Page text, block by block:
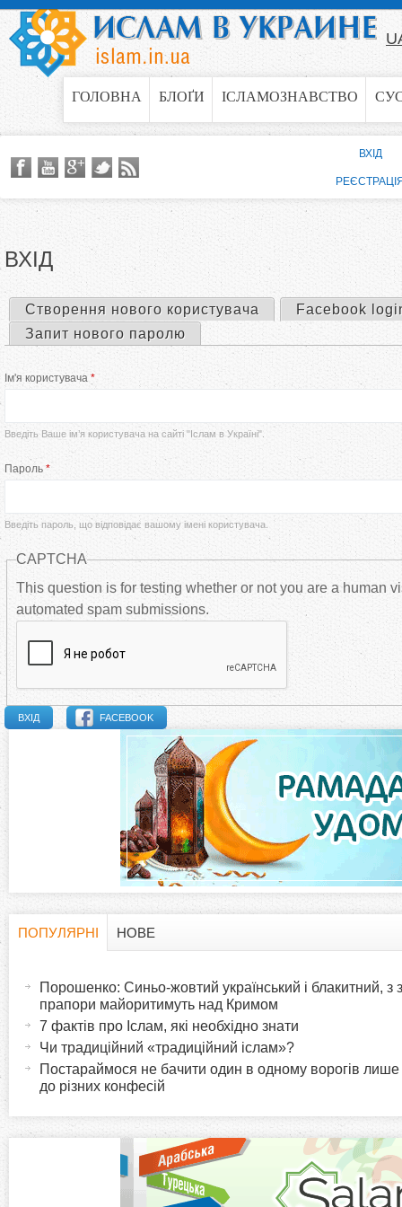
Jump to navigation
ГОЛОВНА БЛОҐИ ІСЛАМОЗНАВСТВО
ВХІД
е
в
н
н
в
к
к
Створення нового користувача
Facebook
Запит нового паролю
Ім'я користувача *
Введіть Ваше ім’я користувача на сайті "Іслам в Україні".
Пароль *
Введіть пароль, що відповідає вашому імені користувача.
CAPTCHA
This question is for testing whether or not you are a human
automated spam submissions.
FACEBOOK
ВХІД
z
ПОПУЛЯРНІ
в
НОВЕ
Порошенко: Синьо-жовтий український і блакитний, з
прапори майоритимуть над Кримом
7 фактів про Іслам, які необхідно знати
Чи традиційний «традиційний іслам»?
Постараймося не бачити один в одному ворогів лише
до різних конфесій